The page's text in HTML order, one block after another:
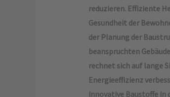
reduzieren. Effiziente
Gesundheit der
der Planung der
beanspruchten
rechnet sich auf lange
Energieeffizienz
innovative Baustoffe in